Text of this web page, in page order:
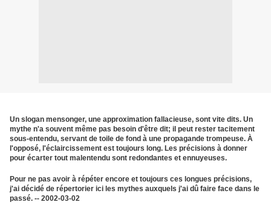
Un slogan mensonger, une approximation fallacieuse, sont vite dits. Un
mythe n'a souvent même pas besoin d'être dit; il peut rester tacitement
sous-entendu, servant de toile de fond à une propagande trompeuse. À
l'opposé, l'éclaircissement est toujours long. Les précisions à donner
pour écarter tout malentendu sont redondantes et ennuyeuses.
Pour ne pas avoir à répéter encore et toujours ces longues précisions,
j'ai décidé de répertorier ici les mythes auxquels j'ai dû faire face dans le
passé. -- 2002-03-02